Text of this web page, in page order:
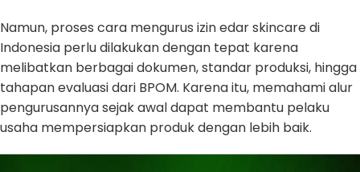
Namun, proses cara mengurus izin edar skincare di
Indonesia perlu dilakukan dengan tepat karena
melibatkan berbagai dokumen, standar produksi, hingga
tahapan evaluasi dari BPOM. Karena itu, memahami alur
pengurusannya sejak awal dapat membantu pelaku
usaha mempersiapkan produk dengan lebih baik.